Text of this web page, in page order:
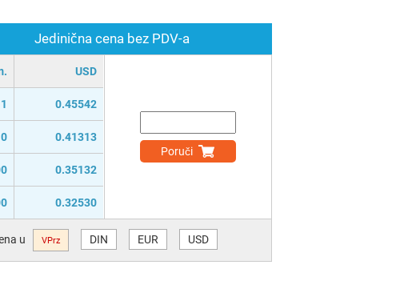
Jedinična cena bez PDV-a
USD
1 0.45542
0.41313
0.35132
0.32530
Poruči
u VPrz DIN EUR USD